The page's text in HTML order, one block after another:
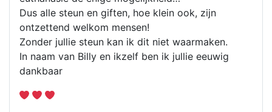
Dus alle steun en giften, hoe klein ook, zijn
ontzettend welkom mensen!
Zonder jullie steun kan ik dit niet waarmaken.
In naam van Billy en ikzelf ben ik jullie eeuwig
dankbaar